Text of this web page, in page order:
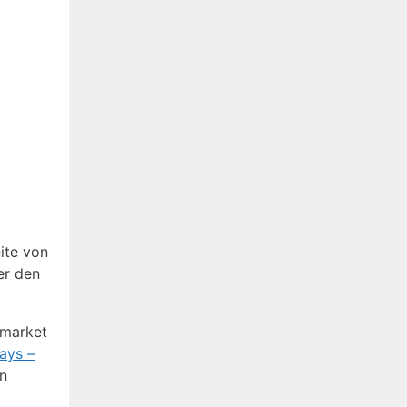
von
den
–